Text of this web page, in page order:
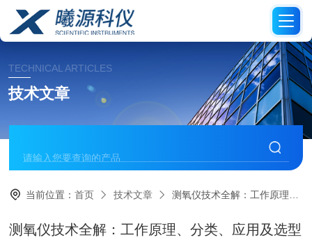
TECHNICAL ARTICLES
技术文章
当前位置：首页 技术文章 测氧仪技术全解：工作原理、分类、应用及选型指南
测氧仪技术全解：工作原理、分类、应用及选型